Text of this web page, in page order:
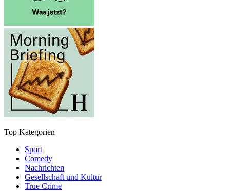
Top Kategorien
Sport
Comedy
Nachrichten
Gesellschaft und Kultur
True Crime